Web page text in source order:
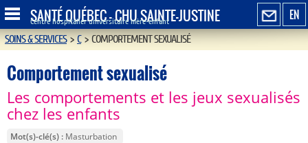
EN
SANTÉ QUÉBEC - CHU SAINTE-JUSTINE
Centre hospitalier universitaire mère-enfant
SOINS & SERVICES>C>COMPORTEMENT SEXUALISÉ
Comportement sexualisé
Les comportements et les jeux sexualisés
chez les enfants
Mot(s)-clé(s) Masturbation